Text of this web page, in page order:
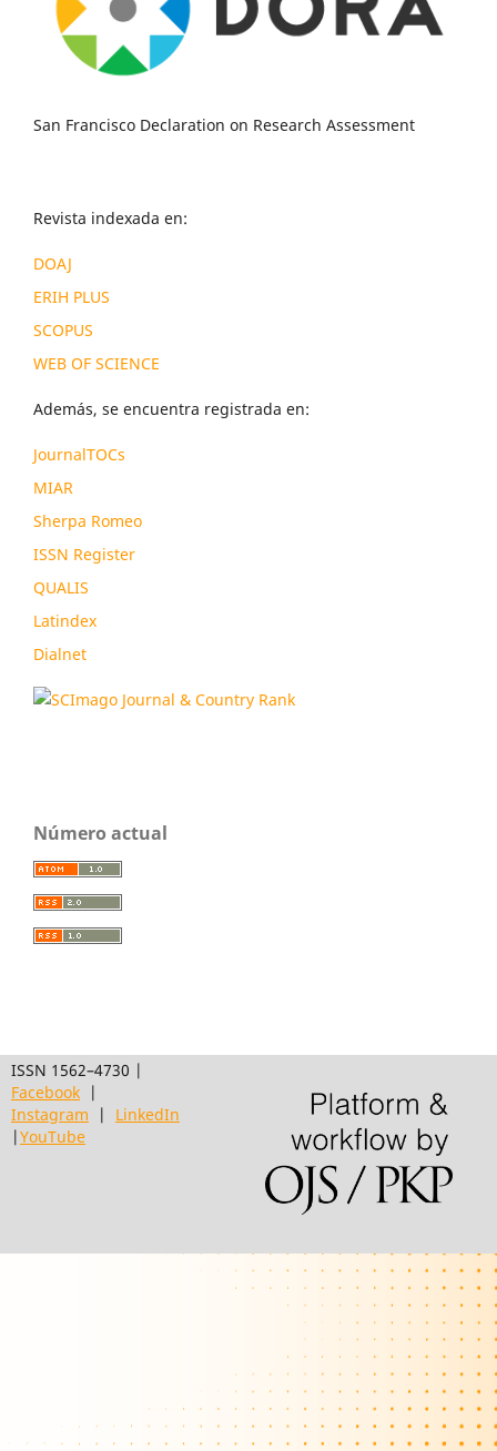
San Francisco Declaration on Research Assessment
Revista indexada en:
DOAJ
ERIH PLUS
SCOPUS
WEB OF SCIENCE
Además, se encuentra registrada en:
JournalTOCs
MIAR
Sherpa Romeo
ISSN Register
QUALIS
Latindex
Dialnet
Número actual
ISSN 1562–4730 |
Facebook|
Instagram | LinkedIn
|YouTube